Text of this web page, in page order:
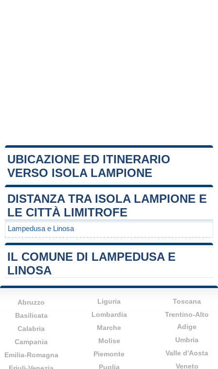
UBICAZIONE ED ITINERARIO
VERSO ISOLA LAMPIONE
+
−
Leaflet|Map data ©OpenStreetMap
DISTANZA TRA ISOLA LAMPIONE E
LE CITTÀ LIMITROFE
Lampedusa e Linosa
IL COMUNE DI LAMPEDUSA E
LINOSA
Abruzzo
Basilicata
Calabria
Campania
Emilia-Romagna
Liguria
Lombardia
Marche
Molise
Piemonte
Puglia
Toscana
Trentino-Alto
Adige
Umbria
Valle d'Aosta
Veneto